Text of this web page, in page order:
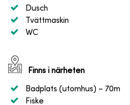
Dusch
Tvättmaskin
WC
Finns i närheten
Badplats (utomhus) – 70m
Fiske